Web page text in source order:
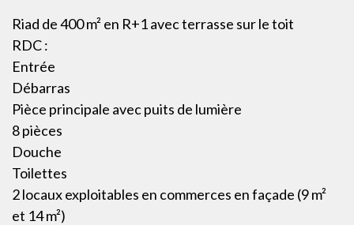
Riad de 400 m² en R+1 avec terrasse sur le toit
RDC :
Entrée
Débarras
Pièce principale avec puits de lumière
8 pièces
Douche
Toilettes
2 locaux exploitables en commerces en façade (9 m²
et 14 m²)